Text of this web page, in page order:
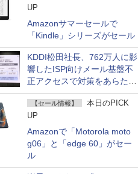
UP
Amazonサマーセールで
「Kindle」シリーズがセール
KDDI松田社長、762万人に影
響したISP向けメール基盤不
正アクセスで対策をあらため
て説明
【セール情報】
本日のPICK
UP
Amazonで「Motorola moto
g06」と「edge 60」がセー
ル